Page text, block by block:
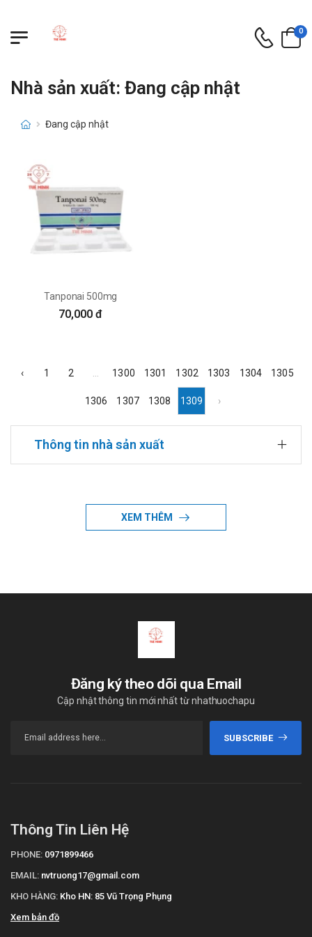
0
Nhà sản xuất: Đang cập nhật
Đang cập nhật
Tanponai 500mg
70,000 đ
‹ 1 2 1300 1301 1302 1303 1304 1305
1306 1307 1308 1309 ›
Thông tin nhà sản xuất
XEM THÊM
Đăng ký theo dõi qua Email
Cập nhật thông tin mới nhất từ nhathuochapu
SUBSCRIBE
Thông Tin Liên Hệ
PHONE: 0971899466
EMAIL: nvtruong17@gmail.com
KHO HÀNG: Kho HN: 85 Vũ Trọng Phụng
Xem bản đồ